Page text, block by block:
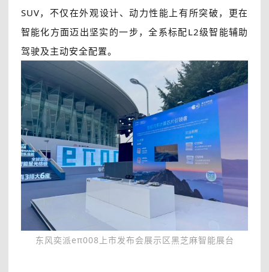
SUV，不仅在外观设计、动力性能上有所突破，更在
智能化方面迈出坚实的一步，全系标配L2级智能辅助
驾驶及主动安全配置。
东风奕派eπ008上市发布会展示区黑芝麻智能展台